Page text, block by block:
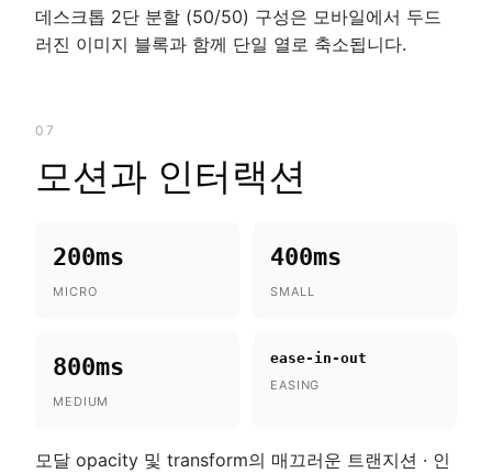
데스크톱 2단 분할 (50/50) 구성은 모바일에서 두드
러진 이미지 블록과 함께 단일 열로 축소됩니다.
07
모션과 인터랙션
200ms
MICRO
400ms
SMALL
800ms
MEDIUM
ease-in-out
EASING
모달 opacity 및 transform의 매끄러운 트랜지션 · 인